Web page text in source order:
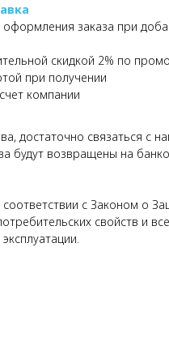
заказа при
скидкой 2% по
при получении
компании
достаточно связаться
будут возвращены на
с Законом о
свойств и